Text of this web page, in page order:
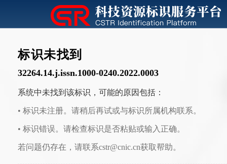
标识未找到
32264.14.j.issn.1000-0240.2022.0003
系统中未找到该标识，可能的原因包括：
• 标识未注册。请稍后再试或与标识所属机构联系。
• 标识错误。请检查标识是否粘贴或输入正确。
若问题仍存在，请联系cstr@cnic.cn获取帮助。